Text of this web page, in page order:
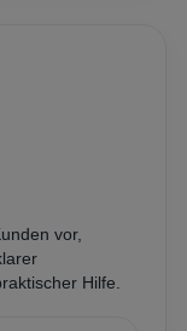
vor,
Hilfe.